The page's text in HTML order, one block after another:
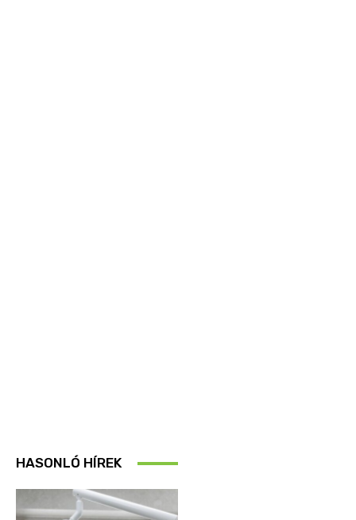
HASONLÓ HÍREK